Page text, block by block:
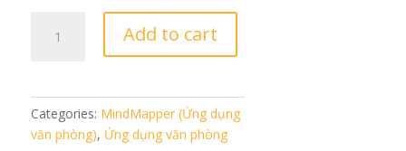
Add to cart
Categories: MindMapper (Ứng dụng
văn phòng), Ứng dụng văn phòng